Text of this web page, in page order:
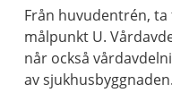
Från huvudentrén,
målpunkt U.
når också
av sjukhusbyggnaden.